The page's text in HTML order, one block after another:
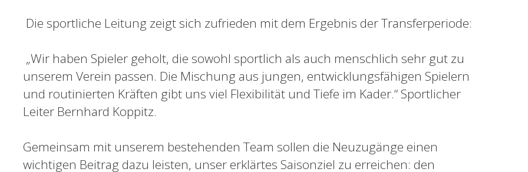
Die sportliche Leitung zeigt sich zufrieden mit dem Ergebnis der Transferperiode:
„Wir haben Spieler geholt, die sowohl sportlich als auch menschlich sehr gut zu
unserem Verein passen. Die Mischung aus jungen, entwicklungsfähigen Spielern
und routinierten Kräften gibt uns viel Flexibilität und Tiefe im Kader.“ Sportlicher
Leiter Bernhard Koppitz.
Gemeinsam mit unserem bestehenden Team sollen die Neuzugänge einen
wichtigen Beitrag dazu leisten, unser erklärtes Saisonziel zu erreichen: den